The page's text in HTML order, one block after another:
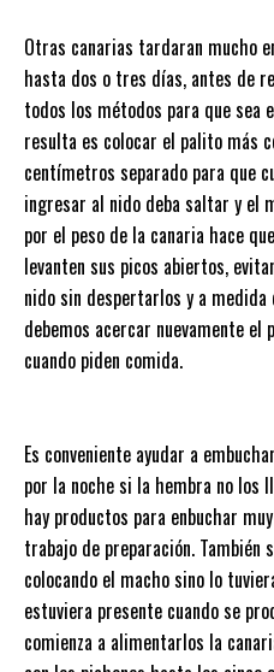
Otras canarias tardaran mucho
hasta dos o tres días, antes de
todos los métodos para que sea
resulta es colocar el palito más
centímetros separado para que
ingresar al nido deba saltar y el
por el peso de la canaria hace
levanten sus picos abiertos,
nido sin despertarlos y a medida
debemos acercar nuevamente el
cuando piden comida.
Es conveniente ayudar a
por la noche si la hembra no los
hay productos para enbuchar
trabajo de preparación. También
colocando el macho sino lo
estuviera presente cuando se
comienza a alimentarlos la